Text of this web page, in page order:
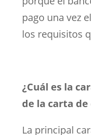
pago una vez
los requisitos
¿Cuál es la
de la carta
La principal